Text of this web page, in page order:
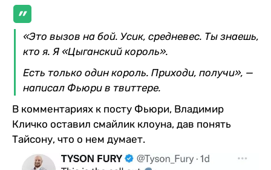
«Это вызов на бой. Усик, средневес. Ты знаешь,
кто я. Я «Цыганский король».
Есть только один король. Приходи, получи», —
написал Фьюри в твиттере.
В комментариях к посту Фьюри, Владимир
Кличко оставил смайлик клоуна, дав понять
Тайсону, что о нем думает.